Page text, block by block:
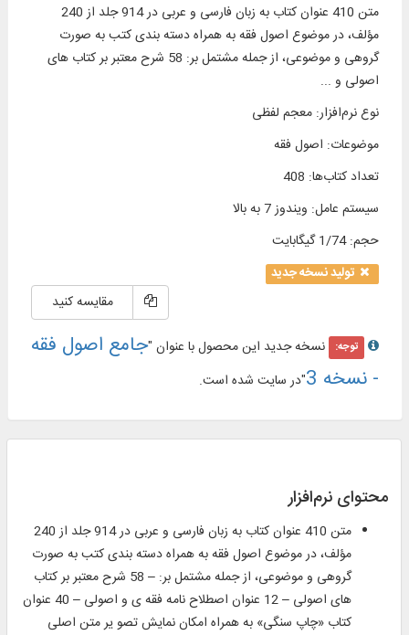
متن 410 عنوان کتاب به زبان فارسی و عربی در 914 جلد از 240
مؤلف، در موضوع اصول فقه به همراه دسته بندی کتب به صورت
گروهی و موضوعی، از جمله مشتمل بر: 58 شرح معتبر بر کتاب های
اصولی و ...
نوع نرم‌افزار:معجم لفظی
موضوعات: اصول فقه
تعداد کتاب‌ها:
408
سیستم عامل: ویندوز 7 به بالا
حجم:1/74 گیگابایت
تولید نسخه جدید
مقایسه کنید
توجه: نسخه جدید این محصول با عنوان "جامع اصول فقه
- نسخه 3
"در سایت شده است.
محتوای نرم‌افزار
متن 410 عنوان کتاب به زبان فارسی و عربی در 914 جلد از 240
مؤلف، در موضوع اصول فقه به همراه دسته بندی کتب به صورت
گروهی و موضوعی، از جمله مشتمل بر: – 58 شرح معتبر بر کتاب
های اصولی – 12 عنوان اصطلاح ‌نامه فقه ی و اصولی – 40 عنوان
كتاب «چاپ سنگی» به همراه امكان نمایش تصو یر متن اصلی